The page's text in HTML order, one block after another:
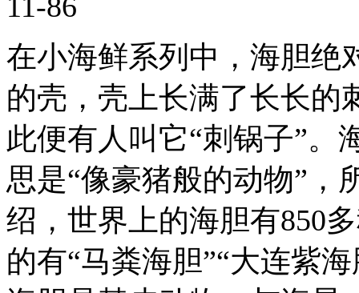
在小海鲜系列中，海胆绝
的壳，壳上长满了长长的
此便有人叫它“刺锅子”。
思是“像豪猪般的动物”，
绍，世界上的海胆有850
的有“马粪海胆”“大连紫